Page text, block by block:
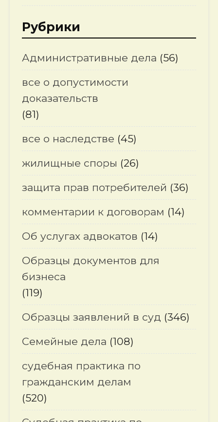
Рубрики
Административные дела (56)
все о допустимости
доказательств
(81)
все о наследстве (45)
жилищные споры (26)
защита прав потребителей (36)
комментарии к договорам (14)
Об услугах адвокатов (14)
Образцы документов для
бизнеса
(119)
Образцы заявлений в суд (346)
Семейные дела (108)
судебная практика по
гражданским делам
(520)